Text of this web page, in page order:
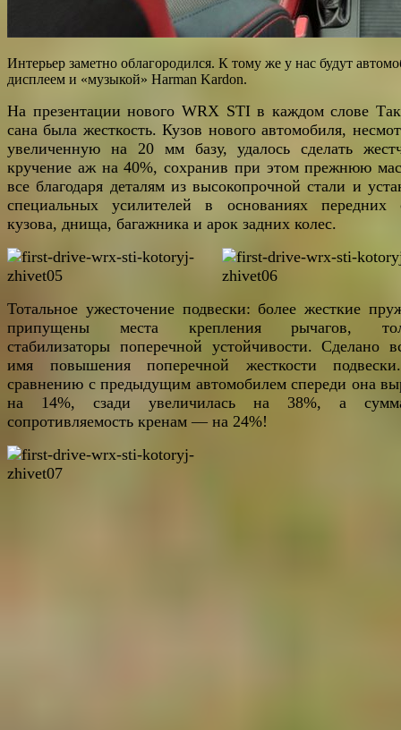
Интерьер заметно облагородился. К тому же у нас будут
дисплеем и «музыкой» Harman Kardon.
На презентации нового WRX STI в каждом слове
сана была жесткость. Кузов нового автомобиля,
увеличенную на 20 мм базу, удалось сделать
кручение аж на 40%, сохранив при этом прежнюю
все благодаря деталям из высокопрочной стали и
специальных усилителей в основаниях передних
кузова, днища, багажника и арок задних колес.
Тотальное ужесточение подвески: более жесткие
припущены места крепления рычагов,
стабилизаторы поперечной устойчивости. Сделано
имя повышения поперечной жесткости
сравнению с предыдущим автомобилем спереди она
на 14%, сзади увеличилась на 38%, а
сопротивляемость кренам — на 24%!